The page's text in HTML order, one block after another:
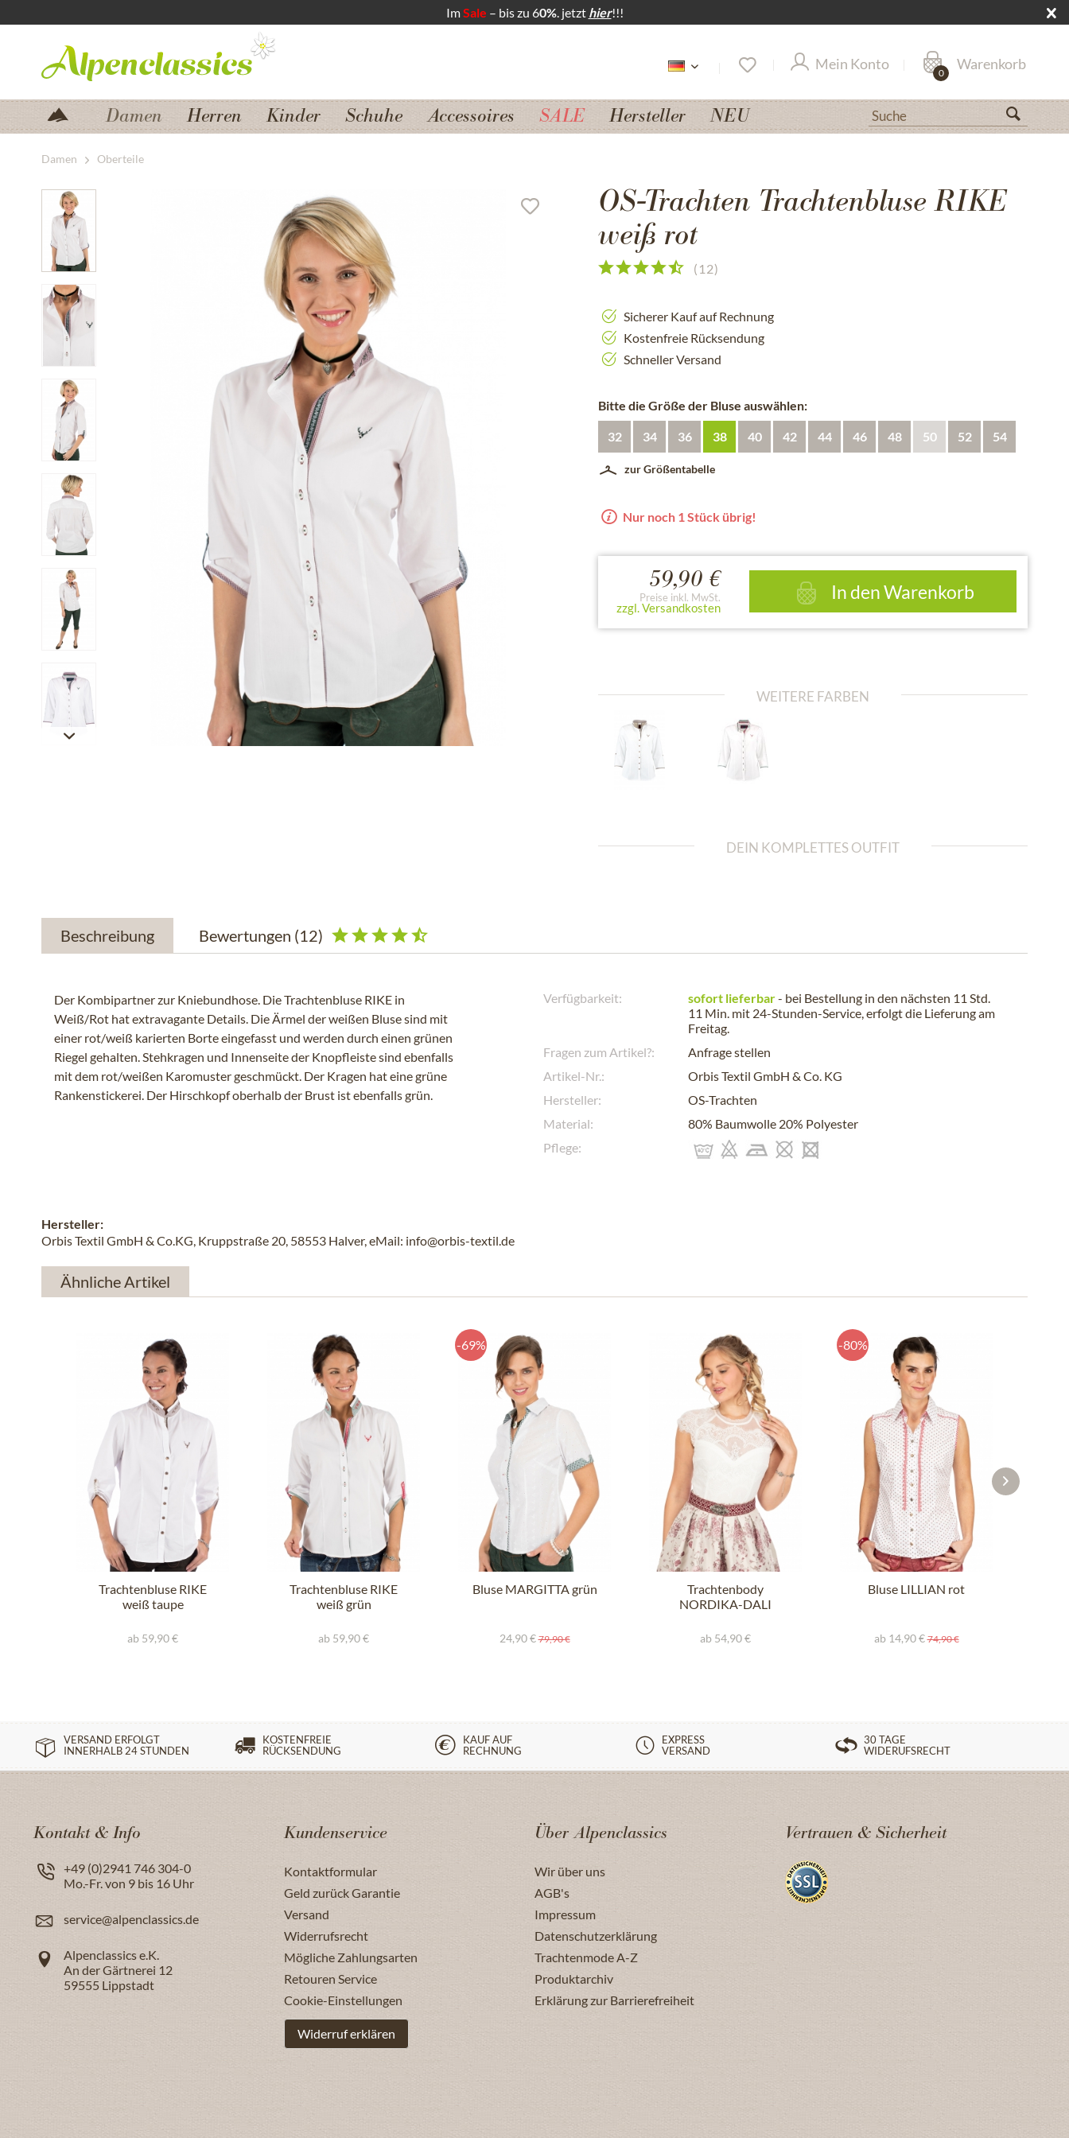
ImSale – bis zu 60%. jetzt hier!!!
Zum Hauptbereich springen
Mein Konto Warenkorb
0
Damen Herren Kinder Schuhe Accessoires SALE Hersteller NEU
Damen Oberteile
OS-Trachten Trachtenbluse RIKE
weiß rot
( 12)
Sicherer Kauf auf Rechnung
Kostenfreie Rücksendung
Schneller Versand
Bitte die Größe der Bluse auswählen:
32 34 36 38 40 42 44 46 48 50 52 54
zur Größentabelle
Nur noch 1 Stück übrig!
59,90 €
Preise inkl. MwSt.
zzgl. Versandkosten
In denWarenkorb
WEITERE FARBEN
DEIN KOMPLETTES OUTFIT
Beschreibung Bewertungen (12)
Der Kombipartner zur Kniebundhose. Die Trachtenbluse RIKE in
Weiß/Rot hat extravagante Details. Die Ärmel der weißen Bluse sind mit
einer rot/weiß karierten Borte eingefasst und werden durch einen grünen
Riegel gehalten. Stehkragen und Innenseite der Knopfleiste sind ebenfalls
mit dem rot/weißen Karomuster geschmückt. Der Kragen hat eine grüne
Rankenstickerei. Der Hirschkopf oberhalb der Brust ist ebenfalls grün.
Verfügbarkeit: sofort lieferbar- bei Bestellung in den nächsten 11 Std.
11 Min. mit 24-Stunden-Service, erfolgt die Lieferung am
Freitag.
Fragen zum Artikel?:
Anfrage stellen
Artikel-Nr.:
Orbis Textil GmbH & Co. KG
Hersteller:
OS-Trachten
Material:
80% Baumwolle 20% Polyester
Pflege:
Hersteller:
Orbis Textil GmbH & Co.KG, Kruppstraße 20, 58553 Halver, eMail: info@orbis-textil.de
Ähnliche Artikel
Trachtenbluse RIKE
weiß taupe
ab 59,90 €
Trachtenbluse RIKE
weiß grün
ab 59,90 €
-69%
Bluse MARGITTA grün
24,90 € 79,90 €
Trachtenbody
NORDIKA-DALI
ab 54,90 €
-80%
Bluse LILLIAN rot
ab 14,90 € 74,90 €
VERSAND ERFOLGT
INNERHALB 24 STUNDEN
KOSTENFREIE
RÜCKSENDUNG
KAUF AUF
RECHNUNG
EXPRESS
VERSAND
30 TAGE
WIDERUFSRECHT
Kontakt & Info
+49 (0)2941 746 304-0
Mo.-Fr. von 9 bis 16 Uhr
service@alpenclassics.de
Alpenclassics e.K.
An der Gärtnerei 12
59555 Lippstadt
Kundenservice
Kontaktformular
Geld zurück Garantie
Versand
Widerrufsrecht
Mögliche Zahlungsarten
Retouren Service
Cookie-Einstellungen
Widerruf erklären
Über Alpenclassics
Wir über uns
AGB's
Impressum
Datenschutzerklärung
Trachtenmode A-Z
Produktarchiv
Erklärung zur Barrierefreiheit
Vertrauen & Sicherheit